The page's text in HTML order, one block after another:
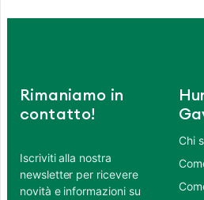
Rimaniamo in
contatto!
Iscriviti alla nostra
newsletter per ricevere
novità e informazioni su
Chi